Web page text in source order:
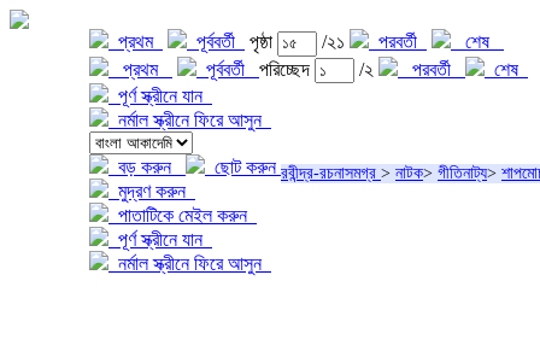
প্রথম পূর্ববর্তী পৃষ্ঠা /২১ পরবর্তী
শেষ
প্রথম
পূর্ববর্তী পরিচ্ছেদ /২ পরবর্তী
শেষ
পূর্ণ স্ক্রীনে যান
নর্মাল স্ক্রীনে ফিরে আসুন
বড় করুন
ছোট করুন
মুদ্রণ করুন
পাতাটিকে মেইল করুন
পূর্ণ স্ক্রীনে যান
নর্মাল স্ক্রীনে ফিরে আসুন
রবীন্দ্র-রচনাসমগ্র > নাটক> গীতিনাট্য>